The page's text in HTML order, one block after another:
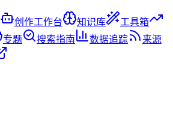
创作工作台 知识库
工具箱
专题 搜索指南 数据追踪
来源